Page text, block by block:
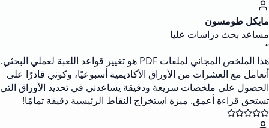
مايكل طومسون
مساعد بحث دراسات عليا
“
هذا الملخص المجاني لملفات PDF هو تغيير قواعد اللعبة لعملي البحثي.
أتعامل مع العشرات من الأوراق الأكاديمية أسبوعيًا، وكوني قادرًا على
الحصول على ملخصات سريعة ودقيقة يساعدني في تحديد الأوراق التي
تستحق قراءة أعمق. ميزة استخراج النقاط الرئيسية دقيقة تمامًا!